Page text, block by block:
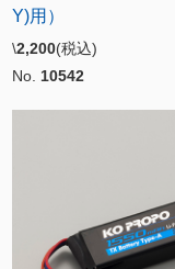
Y)用）
\2,200(税込)
No. 10542